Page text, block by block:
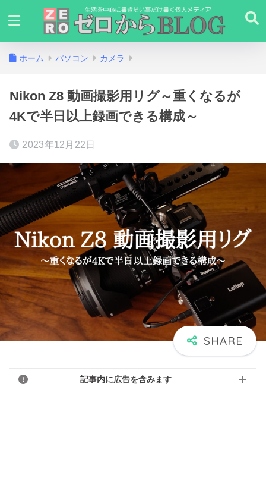
ホーム パソコン カメラ
Nikon Z8 動画撮影用リグ～重くなるが
4Kで半日以上録画できる構成～
2023年12月22日
記事内に広告を含みます